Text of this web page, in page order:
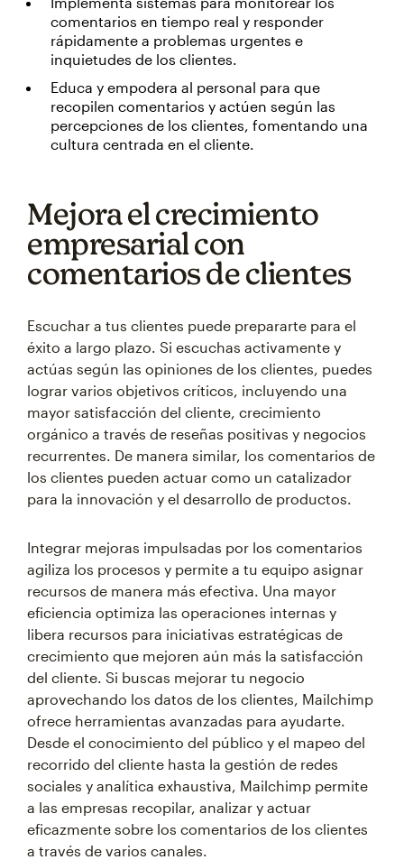
comentarios en tiempo real y responder
rápidamente a problemas urgentes e
inquietudes de los clientes.
Educa y empodera al personal para que
recopilen comentarios y actúen según las
percepciones de los clientes, fomentando una
cultura centrada en el cliente.
Mejora el crecimiento
empresarial con
comentarios de clientes
Escuchar a tus clientes puede prepararte para el
éxito a largo plazo. Si escuchas activamente y
actúas según las opiniones de los clientes, puedes
lograr varios objetivos críticos, incluyendo una
mayor satisfacción del cliente, crecimiento
orgánico a través de reseñas positivas y negocios
recurrentes. De manera similar, los comentarios de
los clientes pueden actuar como un catalizador
para la innovación y el desarrollo de productos.
Integrar mejoras impulsadas por los comentarios
agiliza los procesos y permite a tu equipo asignar
recursos de manera más efectiva. Una mayor
eficiencia optimiza las operaciones internas y
libera recursos para iniciativas estratégicas de
crecimiento que mejoren aún más la satisfacción
del cliente. Si buscas mejorar tu negocio
aprovechando los datos de los clientes, Mailchimp
ofrece herramientas avanzadas para ayudarte.
Desde el conocimiento del público y el mapeo del
recorrido del cliente hasta la gestión de redes
sociales y analítica exhaustiva, Mailchimp permite
a las empresas recopilar, analizar y actuar
eficazmente sobre los comentarios de los clientes
a través de varios canales.